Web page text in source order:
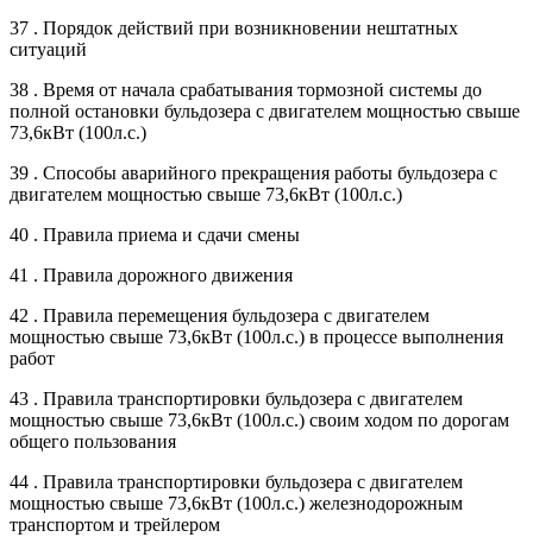
37 . Порядок действий при возникновении нештатных
ситуаций
38 . Время от начала срабатывания тормозной системы до
полной остановки бульдозера с двигателем мощностью свыше
73,6кВт (100л.с.)
39 . Способы аварийного прекращения работы бульдозера с
двигателем мощностью свыше 73,6кВт (100л.с.)
40 . Правила приема и сдачи смены
41 . Правила дорожного движения
42 . Правила перемещения бульдозера с двигателем
мощностью свыше 73,6кВт (100л.с.) в процессе выполнения
работ
43 . Правила транспортировки бульдозера с двигателем
мощностью свыше 73,6кВт (100л.с.) своим ходом по дорогам
общего пользования
44 . Правила транспортировки бульдозера с двигателем
мощностью свыше 73,6кВт (100л.с.) железнодорожным
транспортом и трейлером